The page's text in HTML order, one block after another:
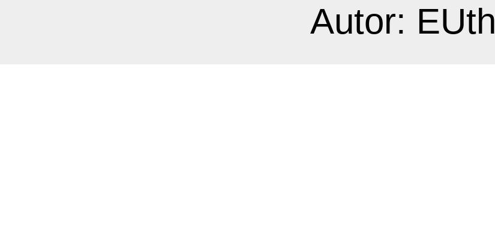
Autor: EUth